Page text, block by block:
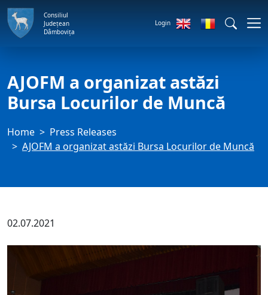
Consiliul
Județean
Dâmbovița
Login
AJOFM a organizat astăzi
Bursa Locurilor de Muncă
Home
Press Releases
AJOFM a organizat astăzi Bursa Locurilor de Muncă
02.07.2021